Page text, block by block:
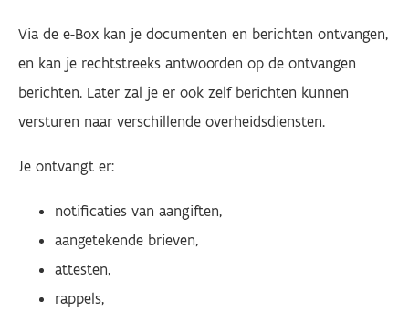
Via de e-Box kan je documenten en berichten ontvangen,
en kan je rechtstreeks antwoorden op de ontvangen
berichten. Later zal je er ook zelf berichten kunnen
versturen naar verschillende overheidsdiensten.
Je ontvangt er:
notificaties van aangiften,
aangetekende brieven,
attesten,
rappels,